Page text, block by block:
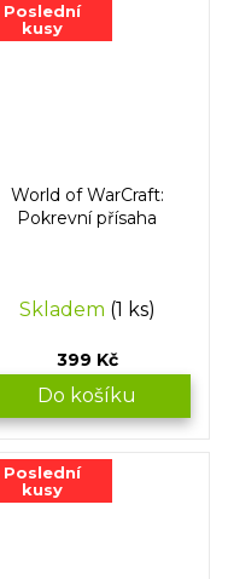
Poslední
kusy
World of WarCraft:
Pokrevní přísaha
Skladem (1 ks)
399 Kč
Do košíku
Poslední
kusy